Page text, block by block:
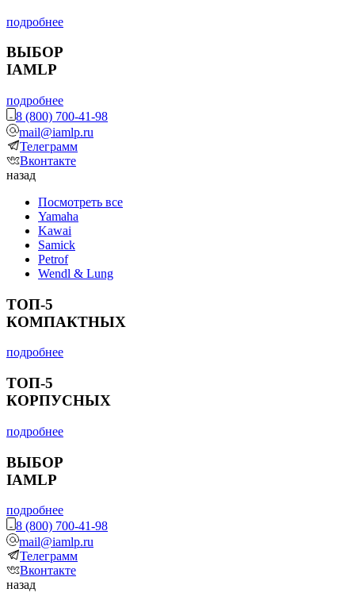
подробнее
ВЫБОР
IAMLP
подробнее
8 (800) 700-41-98
mail@iamlp.ru
Телеграмм
Вконтакте
назад
Посмотреть все
Yamaha
Kawai
Samick
Petrof
Wendl & Lung
ТОП-5
КОМПАКТНЫХ
подробнее
ТОП-5
КОРПУСНЫХ
подробнее
ВЫБОР
IAMLP
подробнее
8 (800) 700-41-98
mail@iamlp.ru
Телеграмм
Вконтакте
назад